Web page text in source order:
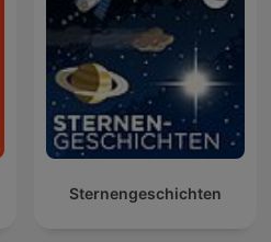
Sternengeschichten